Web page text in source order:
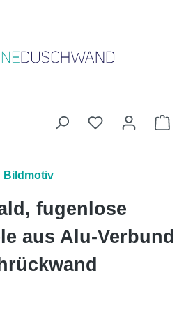
Du hast 0
Bildmotiv
fugenlose
aus Alu-Verbund